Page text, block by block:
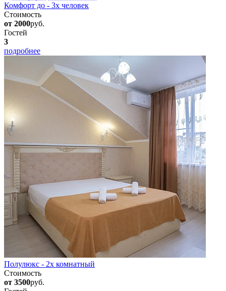
Комфорт до - 3х человек
Стоимость
от 2000руб.
Гостей
3
подробнее
Полулюкс - 2х комнатный
Стоимость
от 3500руб.